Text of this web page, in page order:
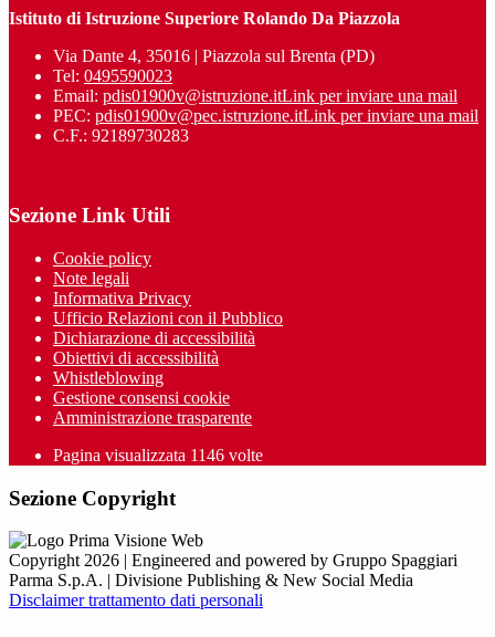
Istituto di Istruzione Superiore Rolando Da Piazzola
Via Dante 4, 35016 | Piazzola sul Brenta (PD)
Tel: 0495590023
Email: pdis01900v@istruzione.itLink per inviare una mail
PEC: pdis01900v@pec.istruzione.itLink per inviare una mail
C.F.: 92189730283
Sezione Link Utili
Cookie policy
Note legali
Informativa Privacy
Ufficio Relazioni con il Pubblico
Dichiarazione di accessibilità
Obiettivi di accessibilità
Whistleblowing
Gestione consensi cookie
Amministrazione trasparente
Pagina visualizzata 1146 volte
Sezione Copyright
Copyright 2026 | Engineered and powered by Gruppo Spaggiari
Parma S.p.A. | Divisione Publishing & New Social Media
Disclaimer trattamento dati personali